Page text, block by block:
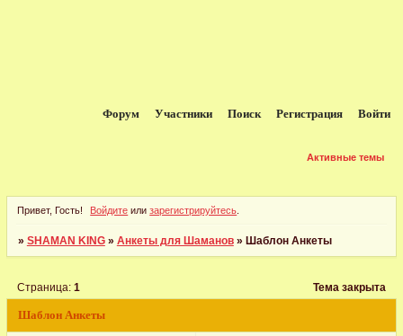
Форум Участники Поиск Регистрация Войти
Активные темы
Привет, Гость! Войдите илизарегистрируйтесь
» SHAMAN KING » Анкеты для Шаманов » Шаблон Анкеты
Шаблон Анкеты
Страница: 1 Тема закрыта